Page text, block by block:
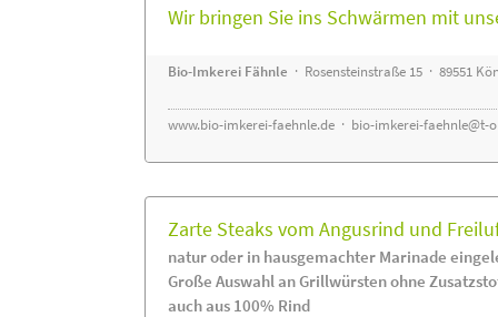
Wir bringen Sie ins Schwärmen mit
Bio-Imkerei Fähnle · Rosensteinstraße 15 · 89551
www.bio-imkerei-faehnle.de · bio-imkerei-faehnle@t-
Zarte Steaks vom Angusrind und
natur oder in hausgemachter Marinade
Große Auswahl an Grillwürsten ohne
auch aus 100% Rind